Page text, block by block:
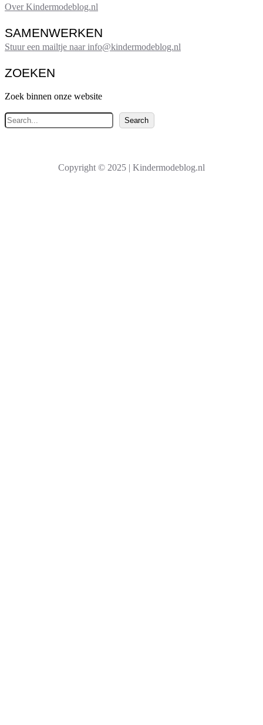
Over Kindermodeblog.nl
SAMENWERKEN
Stuur een mailtje naar info@kindermodeblog.nl
ZOEKEN
Zoek binnen onze website
Z
o
e
Search
Copyright © 2025 | Kindermodeblog.nl